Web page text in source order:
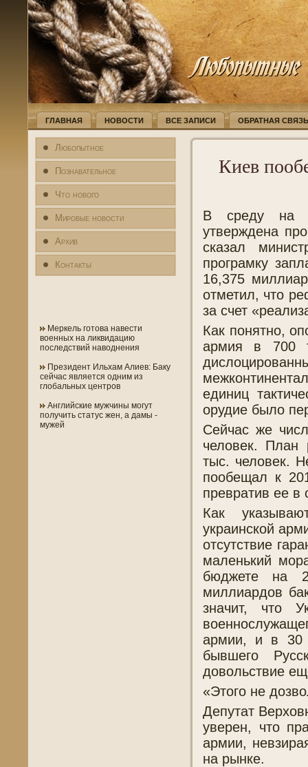
ГЛАВНАЯ НОВОСТИ ВСЕ ЗАПИСИ ОБРАТНАЯ СВЯЗЬ
Любопытное
Познавательное
Что нового
Мировые новости
Архив
Контакты
Меркель готова навести
военных на ликвидацию
последствий наводнения
Президент Ильхам Алиев: Баку
сейчас является одним из
глобальных центров
Английские мужчины могут
получить статус жен, а дамы -
мужей
Киев
В среду на
утверждена
сказал
програмку
16,375
отметил, что
за счет
Как понятно,
армия в 700
единиц
орудие было
Сейчас же
человек. План
тыс. человек.
пообещал к
превратив ее
Как
украинской
отсутствие
маленький
бюджете на
миллиардов
значит, что
армии, и в 30
бывшего
довольствие
«Этого не
Депутат
уверен, что
армии,
на рынке.